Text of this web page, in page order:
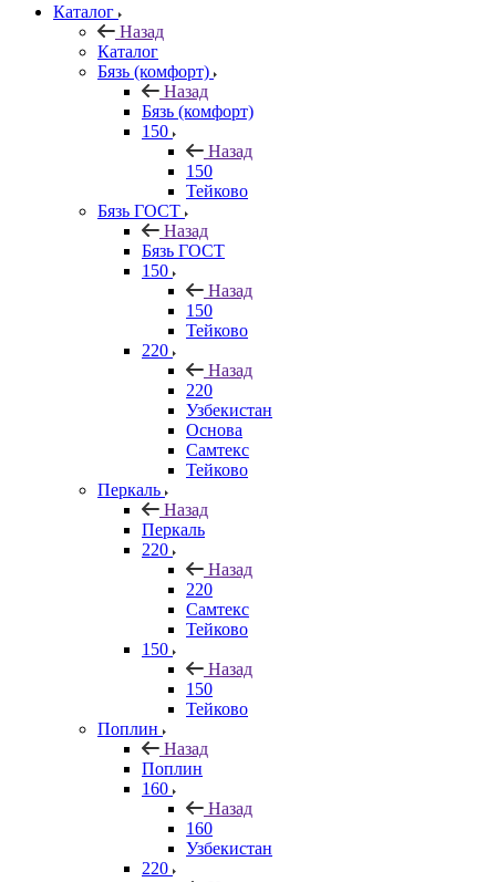
Каталог
Назад
Каталог
Бязь (комфорт)
Назад
Бязь (комфорт)
150
Назад
150
Тейково
Бязь ГОСТ
Назад
Бязь ГОСТ
150
Назад
150
Тейково
220
Назад
220
Узбекистан
Основа
Самтекс
Тейково
Перкаль
Назад
Перкаль
220
Назад
220
Самтекс
Тейково
150
Назад
150
Тейково
Поплин
Назад
Поплин
160
Назад
160
Узбекистан
220